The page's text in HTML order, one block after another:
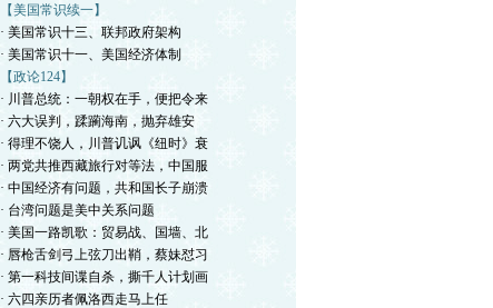
【美国常识续一】
· 美国常识十三、联邦政府架构
· 美国常识十一、美国经济体制
【政论124】
· 川普总统：一朝权在手，便把令来
· 六大误判，蹂躏海南，抛弃雄安
· 得理不饶人，川普讥讽《纽时》衰
· 两党共推西藏旅行对等法，中国服
· 中国经济有问题，共和国长子崩溃
· 台湾问题是美中关系问题
· 美国一路凯歌：贸易战、国墙、北
· 唇枪舌剑弓上弦刀出鞘，蔡妹怼习
· 第一科技间谍自杀，撕千人计划画
· 六四亲历者佩洛西走马上任